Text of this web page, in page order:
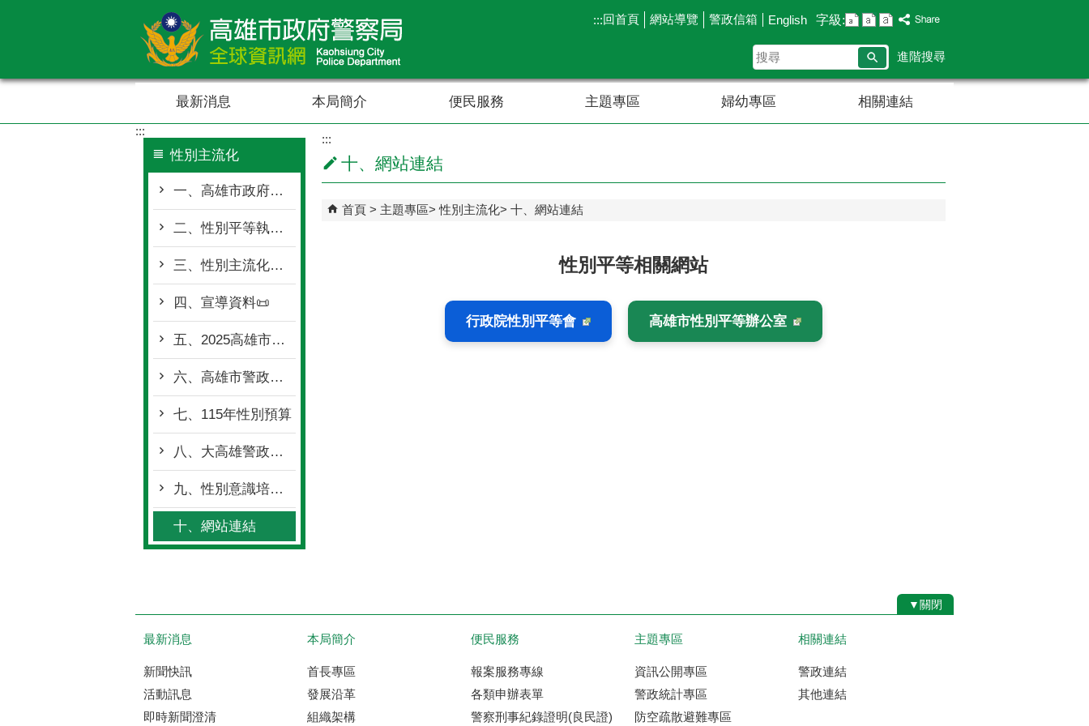
:::回首頁 網站導覽 警政信箱 English 字級:
搜
尋
進階搜尋
最新消息 本局簡介 便民服務 主題專區 婦幼專區 相關連結
:::
性別主流化
一、高雄市政府警察局推動性別主流化實施計畫
二、性別平等執行小組會議紀錄
三、性別主流化影音專區
四、宣導資料📜
五、2025高雄市警政性別圖像
六、高雄市警政性別統計視覺化專區
七、115年性別預算
八、大高雄警政季刊性別平等文章
九、性別意識培力實體課程相片
十、網站連結
:::
十、網站連結
首頁 主題專區 性別主流化 十、網站連結
性別平等相關網站
行政院性別平等會 高雄市性別平等辦公室
▼關閉
最新消息
新聞快訊
活動訊息
即時新聞澄清
本局簡介
首長專區
發展沿革
組織架構
便民服務
報案服務專線
各類申辦表單
警察刑事紀錄證明(良民證)
主題專區
資訊公開專區
警政統計專區
防空疏散避難專區
相關連結
警政連結
其他連結